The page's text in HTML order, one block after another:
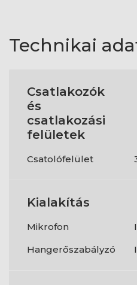
Technikai
Csatlakozók
és
csatlakozási
felületek
Csatolófelület
Kialakítás
Mikrofon
Hangerőszabályzó